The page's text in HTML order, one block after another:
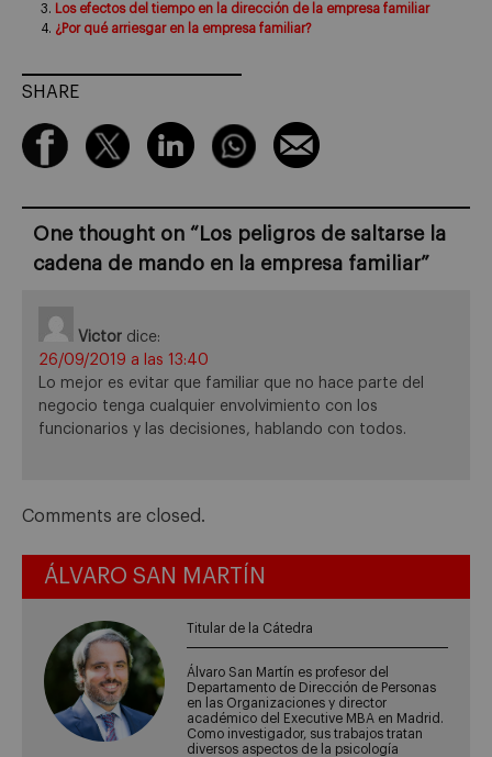
Los efectos del tiempo en la dirección de la empresa familiar
¿Por qué arriesgar en la empresa familiar?
SHARE
One thought on “ Los peligros de saltarse la
cadena de mando en la empresa familiar”
Victor dice:
26/09/2019 a las 13:40
Lo mejor es evitar que familiar que no hace parte del
negocio tenga cualquier envolvimiento con los
funcionarios y las decisiones, hablando con todos.
Comments are closed.
ÁLVARO SAN MARTÍN
Titular de la Cátedra
Álvaro San Martín es profesor del
Departamento de Dirección de Personas
en las Organizaciones y director
académico del Executive MBA en Madrid.
Como investigador, sus trabajos tratan
diversos aspectos de la psicología